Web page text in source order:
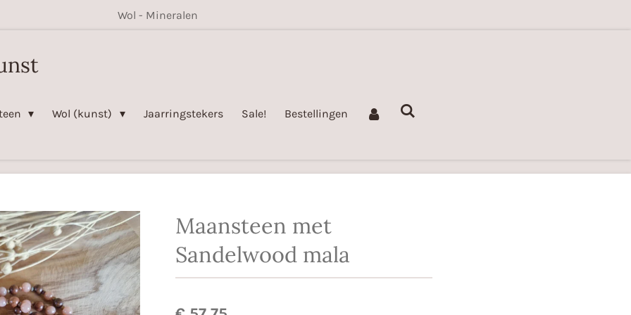
Wol - Mineralen
Wol (kunst) Jaarringstekers Sale! Bestellingen
Maansteen met
Sandelwood mala